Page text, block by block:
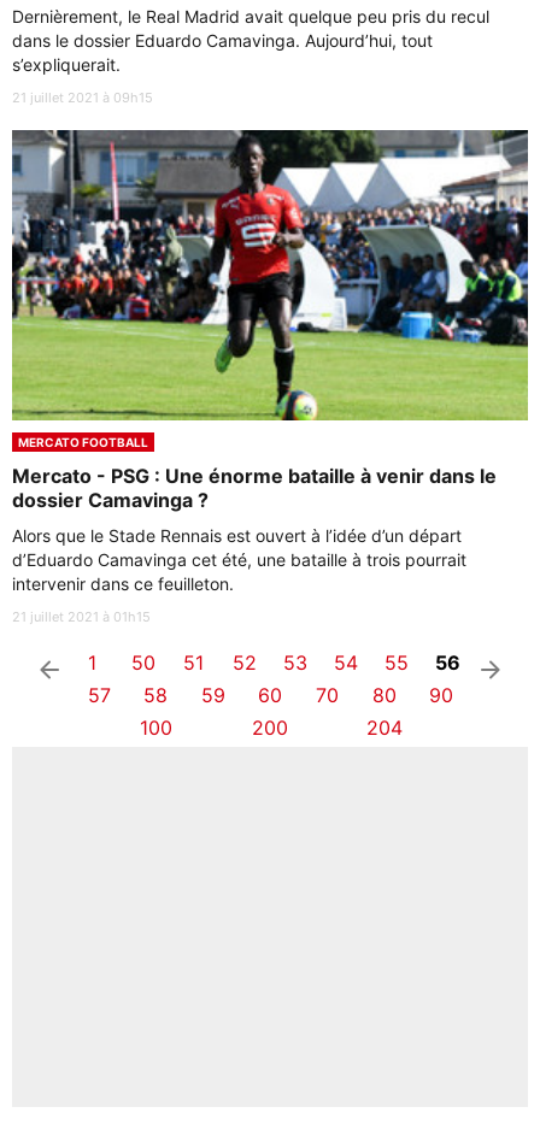
Dernièrement, le Real Madrid avait quelque peu pris du recul
dans le dossier Eduardo Camavinga. Aujourd’hui, tout
s’expliquerait.
21 juillet 2021 à 09h15
MERCATO FOOTBALL
Mercato - PSG : Une énorme bataille à venir dans le
dossier Camavinga ?
Alors que le Stade Rennais est ouvert à l’idée d’un départ
d’Eduardo Camavinga cet été, une bataille à trois pourrait
intervenir dans ce feuilleton.
21 juillet 2021 à 01h15
arrow_left 1 50 51 52 53 54 55
56
57
58 59 60 70 80
90
100
200 204
arrow_right